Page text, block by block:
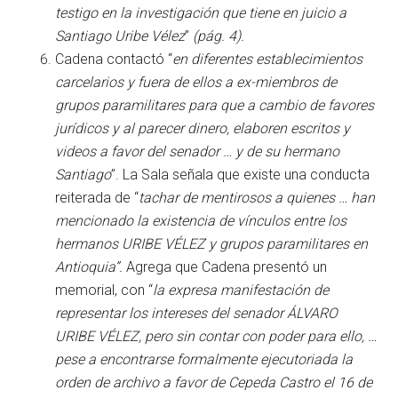
testigo en la investigación que tiene en juicio a
Santiago Uribe Vélez” (pág. 4).
Cadena contactó “en diferentes establecimientos
carcelarios y fuera de ellos a ex-miembros de
grupos paramilitares para que a cambio de favores
jurídicos y al parecer dinero, elaboren escritos y
videos a favor del senador … y de su hermano
Santiago”. La Sala señala que existe una conducta
reiterada de “tachar de mentirosos a quienes … han
mencionado la existencia de vínculos entre los
hermanos URIBE VÉLEZ y grupos paramilitares en
Antioquia”.Agrega que Cadena presentó un
memorial, con “la expresa manifestación de
representar los intereses del senador ÁLVARO
URIBE VÉLEZ, pero sin contar con poder para ello, …
pese a encontrarse formalmente ejecutoriada la
orden de archivo a favor de Cepeda Castro el 16 de